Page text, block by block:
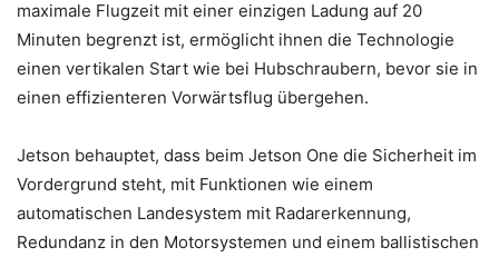
maximale Flugzeit mit einer einzigen Ladung auf 20
Minuten begrenzt ist, ermöglicht ihnen die Technologie
einen vertikalen Start wie bei Hubschraubern, bevor sie in
einen effizienteren Vorwärtsflug übergehen.
Jetson behauptet, dass beim Jetson One die Sicherheit im
Vordergrund steht, mit Funktionen wie einem
automatischen Landesystem mit Radarerkennung,
Redundanz in den Motorsystemen und einem ballistischen